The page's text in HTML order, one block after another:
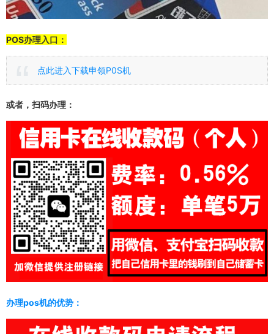
POS办理入口：
点此进入下载申领P0S机
或者，扫码办理 ：
办理pos机的优势：